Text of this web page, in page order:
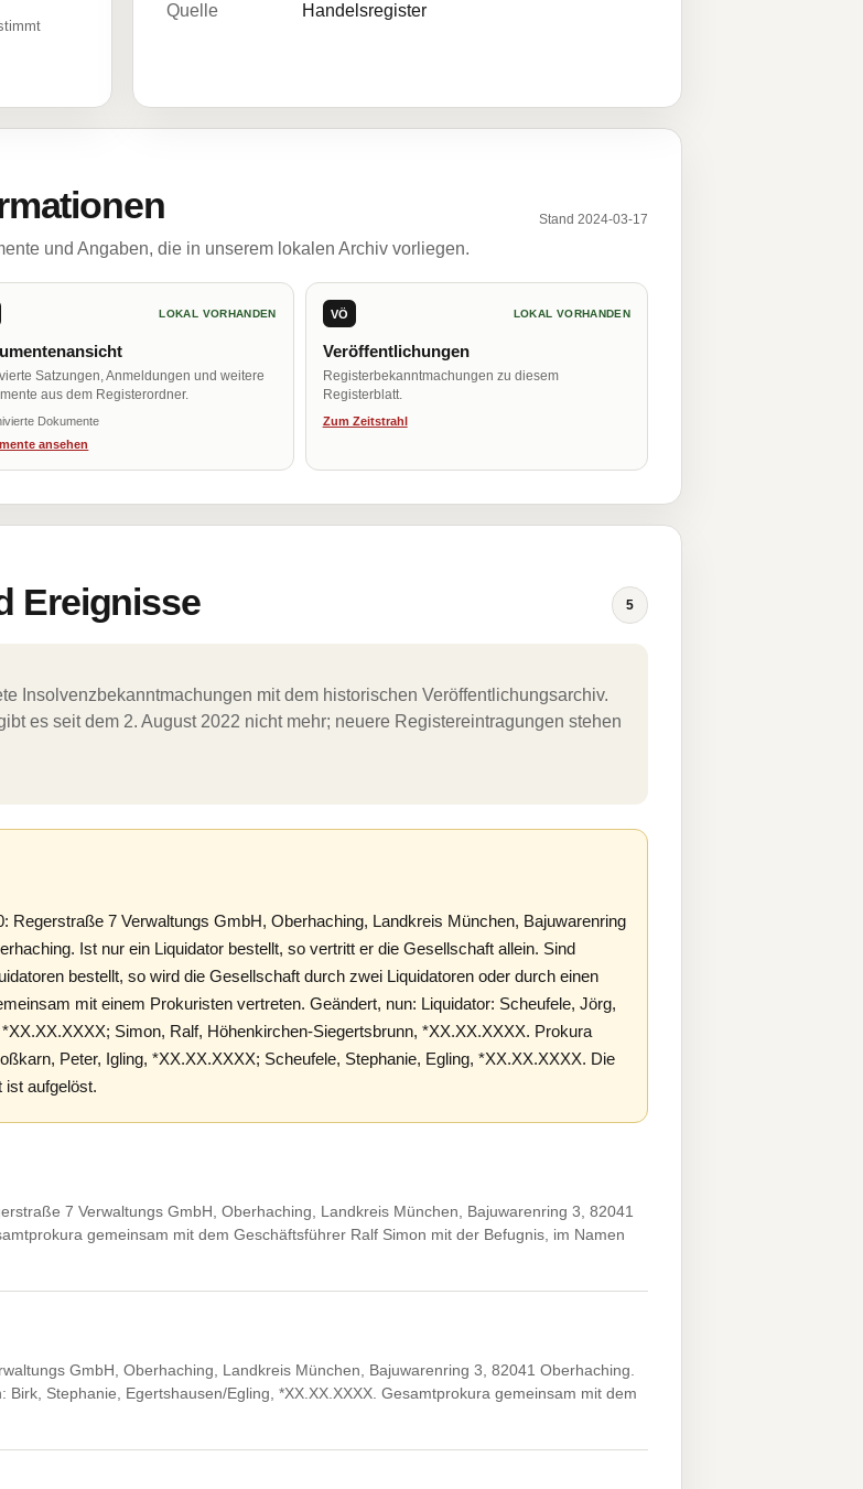
Quelle
Handelsregister
Stand 2024-03-17
und Angaben, die in unserem lokalen Archiv vorliegen.
LOKAL VORHANDEN
Satzungen, Anmeldungen und weitere
aus dem Registerordner.
Dokumente
ansehen
VÖ LOKAL VORHANDEN
Veröffentlichungen
Registerbekanntmachungen zu diesem
Registerblatt.
Zum Zeitstrahl
Ereignisse 5
Insolvenzbekanntmachungen mit dem historischen Veröffentlichungsarchiv.
es seit dem 2. August 2022 nicht mehr; neuere Registereintragungen stehen
Regerstraße 7 Verwaltungs GmbH, Oberhaching, Landkreis München, Bajuwarenring
Ist nur ein Liquidator bestellt, so vertritt er die Gesellschaft allein. Sind
bestellt, so wird die Gesellschaft durch zwei Liquidatoren oder durch einen
mit einem Prokuristen vertreten. Geändert, nun: Liquidator: Scheufele, Jörg,
Simon, Ralf, Höhenkirchen-Siegertsbrunn, *XX.XX.XXXX. Prokura
Peter, Igling, *XX.XX.XXXX; Scheufele, Stephanie, Egling, *XX.XX.XXXX. Die
ist aufgelöst.
7 Verwaltungs GmbH, Oberhaching, Landkreis München, Bajuwarenring 3, 82041
gemeinsam mit dem Geschäftsführer Ralf Simon mit der Befugnis, im Namen
GmbH, Oberhaching, Landkreis München, Bajuwarenring 3, 82041 Oberhaching.
Birk, Stephanie, Egertshausen/Egling, *XX.XX.XXXX. Gesamtprokura gemeinsam mit dem